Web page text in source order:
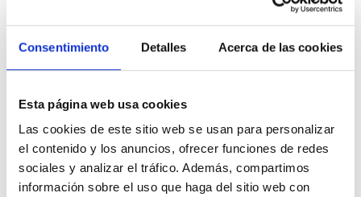
Consentimiento Detalles Acerca de las cookies
Esta página web usa cookies
Las cookies de este sitio web se usan para personalizar
el contenido y los anuncios, ofrecer funciones de redes
sociales y analizar el tráfico. Además, compartimos
información sobre el uso que haga del sitio web con
kilómetros de distancia y que suele llevar aparejado un descenso en
los niveles de calidad del aire.
ENVIRA está especializada en soluciones para el diseño, la
instalación y vigilancia de redes de control de calidad del aire para